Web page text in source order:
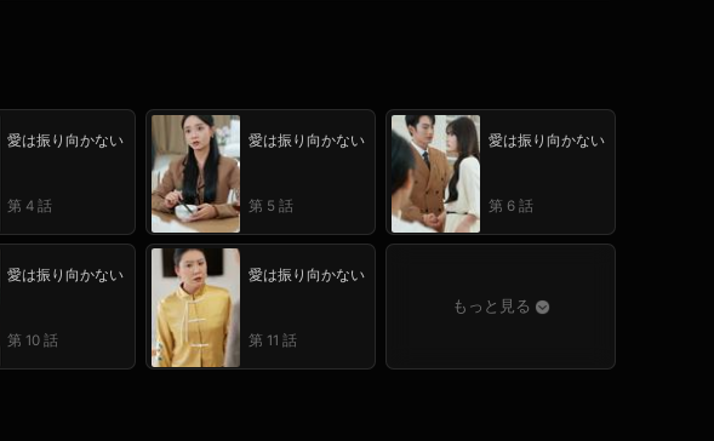
愛は振り向かない
第 4 話
愛は振り向かない
第 5 話
愛は振り向かない
第 6 話
愛は振り向かない
第 10 話
愛は振り向かない
第 11 話
もっと見る